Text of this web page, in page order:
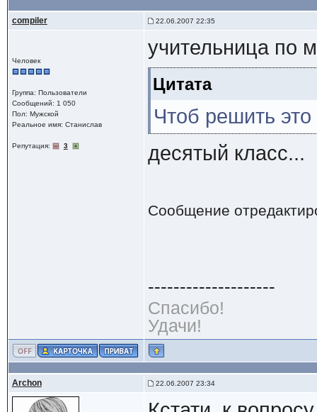
compiler 22.06.2007 22:35
Человек
Группа: Пользователи
Сообщений: 1 050
Пол: Мужской
Реальное имя: Станислав
Репутация: 3
учительница по
Цитата
Чтоб решить
десятый класс...
Сообщение
--------------------
Спасибо!
Удачи!
Archon 22.06.2007 23:34